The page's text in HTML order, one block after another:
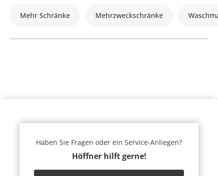
Mehr Schränke Mehrzweckschränke
Haben Sie Fragen oder ein Service-Anliegen?
Höffner hilft gerne!